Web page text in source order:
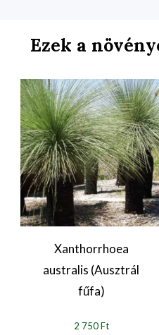
Ezek a
Xanthorrhoea
australis (Ausztrál
fűfa)
2 750 Ft